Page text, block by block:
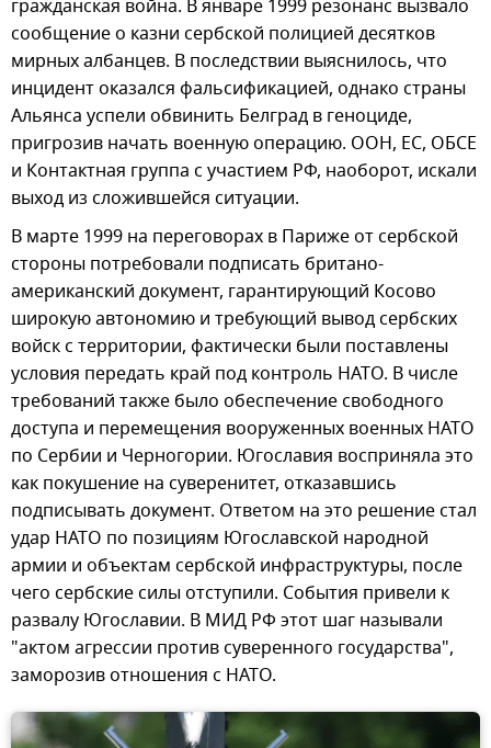
гражданская война. В январе 1999 резонанс вызвало
сообщение о казни сербской полицией десятков
мирных албанцев. В последствии выяснилось, что
инцидент оказался фальсификацией, однако страны
Альянса успели обвинить Белград в геноциде,
пригрозив начать военную операцию. ООН, ЕС, ОБСЕ
и Контактная группа с участием РФ, наоборот, искали
выход из сложившейся ситуации.
В марте 1999 на переговорах в Париже от сербской
стороны потребовали подписать британо-
американский документ, гарантирующий Косово
широкую автономию и требующий вывод сербских
войск с территории, фактически были поставлены
условия передать край под контроль НАТО. В числе
требований также было обеспечение свободного
доступа и перемещения вооруженных военных НАТО
по Сербии и Черногории. Югославия восприняла это
как покушение на суверенитет, отказавшись
подписывать документ. Ответом на это решение стал
удар НАТО по позициям Югославской народной
армии и объектам сербской инфраструктуры, после
чего сербские силы отступили. События привели к
развалу Югославии. В МИД РФ этот шаг называли
"актом агрессии против суверенного государства",
заморозив отношения с НАТО.